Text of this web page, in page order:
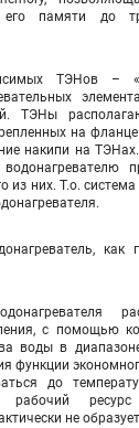
памяти до
ТЭНов –
ТЭНы
на
накипи на
из них. Т.о.
как
с помощью
воды в
функции
до
рабочий
не